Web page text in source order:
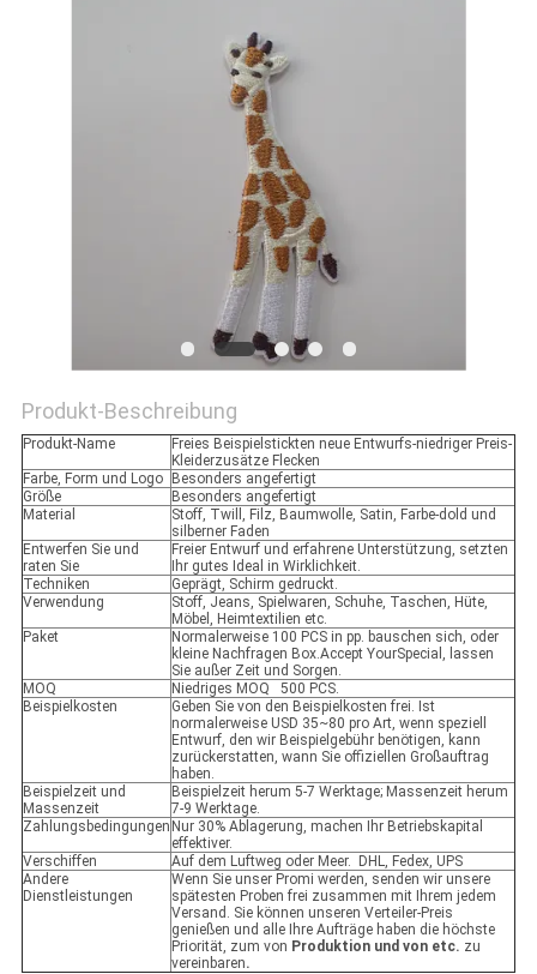
Produkt-Beschreibung
Produkt-Name
Freies Beispielstickten neue Entwurfs-niedriger Preis-
Kleiderzusätze Flecken
Farbe, Form und Logo
Besonders angefertigt
Größe
Besonders angefertigt
Material
Stoff, Twill, Filz, Baumwolle, Satin, Farbe-dold und
silberner Faden
Entwerfen Sie und
raten Sie
Freier Entwurf und erfahrene Unterstützung, setzten
Ihr gutes Ideal in Wirklichkeit.
Techniken
Geprägt, Schirm gedruckt.
Verwendung
Stoff, Jeans, Spielwaren, Schuhe, Taschen, Hüte,
Möbel, Heimtextilien etc.
Paket
Normalerweise 100 PCS in pp. bauschen sich, oder
kleine Nachfragen Box.Accept YourSpecial, lassen
Sie außer Zeit und Sorgen.
MOQ
Niedriges MOQ 500 PCS.
Beispielkosten
Geben Sie von den Beispielkosten frei. Ist
normalerweise USD 35~80 pro Art, wenn speziell
Entwurf, den wir Beispielgebühr benötigen, kann
zurückerstatten, wann Sie offiziellen Großauftrag
haben.
Beispielzeit und
Massenzeit
Beispielzeit herum 5-7 Werktage; Massenzeit herum
7-9 Werktage.
Zahlungsbedingungen Nur 30% Ablagerung, machen Ihr Betriebskapital
effektiver.
Verschiffen
Auf dem Luftweg oder Meer. DHL, Fedex, UPS
Andere
Dienstleistungen
Wenn Sie unser Promi werden, senden wir unsere
spätesten Proben frei zusammen mit Ihrem jedem
Versand. Sie können unseren Verteiler-Preis
genießen und alle Ihre Aufträge haben die höchste
Priorität, zum von Produktion und von etc. zu
vereinbaren.